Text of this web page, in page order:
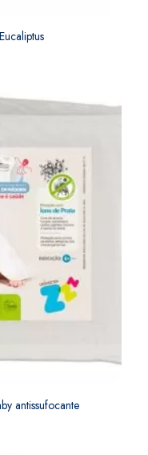
antissufocante